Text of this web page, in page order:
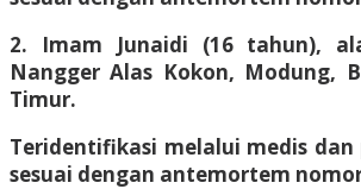
2. Imam Junaidi (16 tahun),
Nangger Alas Kokon, Modung,
Timur.
Teridentifikasi melalui medis
sesuai dengan antemortem